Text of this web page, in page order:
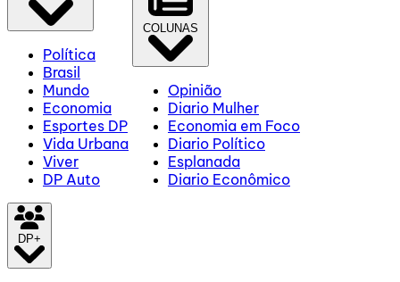
Política
Brasil
Mundo
Economia
Esportes DP
Vida Urbana
Viver
DP Auto
COLUNAS
Opinião
Diario Mulher
Economia em Foco
Diario Político
Esplanada
Diario Econômico
DP+